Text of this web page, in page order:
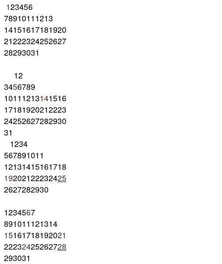
123456
78910111213
14151617181920
21222324252627
28293031
12
3456789
10111213141516
17181920212223
24252627282930
31
1234
567891011
12131415161718
19202122232425
2627282930
1234567
891011121314
15161718192021
22232425262728
293031